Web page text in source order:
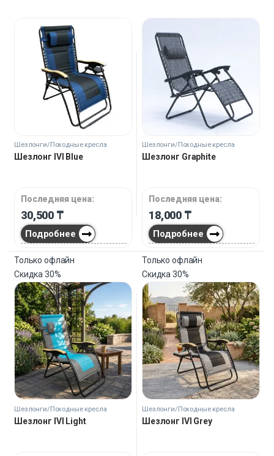
Шезлонги/Походные кресла
Шезлонг IVI Blue
Последняя цена:
30,500 ₸
Подробнее
Шезлонги/Походные кресла
Шезлонг Graphite
Последняя цена:
18,000 ₸
Подробнее
Только офлайн
Скидка30%
Шезлонги/Походные кресла
Шезлонг IVI Light
Только офлайн
Скидка30%
Шезлонги/Походные кресла
Шезлонг IVI Grey